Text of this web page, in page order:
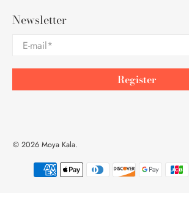
Newsletter
E-mail*
Register
© 2026Moya Kala.